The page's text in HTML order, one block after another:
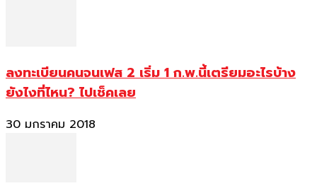
ลงทะเบียนคนจนเฟส 2 เริ่ม 1 ก.พ.นี้เตรียมอะไรบ้าง
ยังไงที่ไหน? ไปเช็คเลย
30 มกราคม 2018